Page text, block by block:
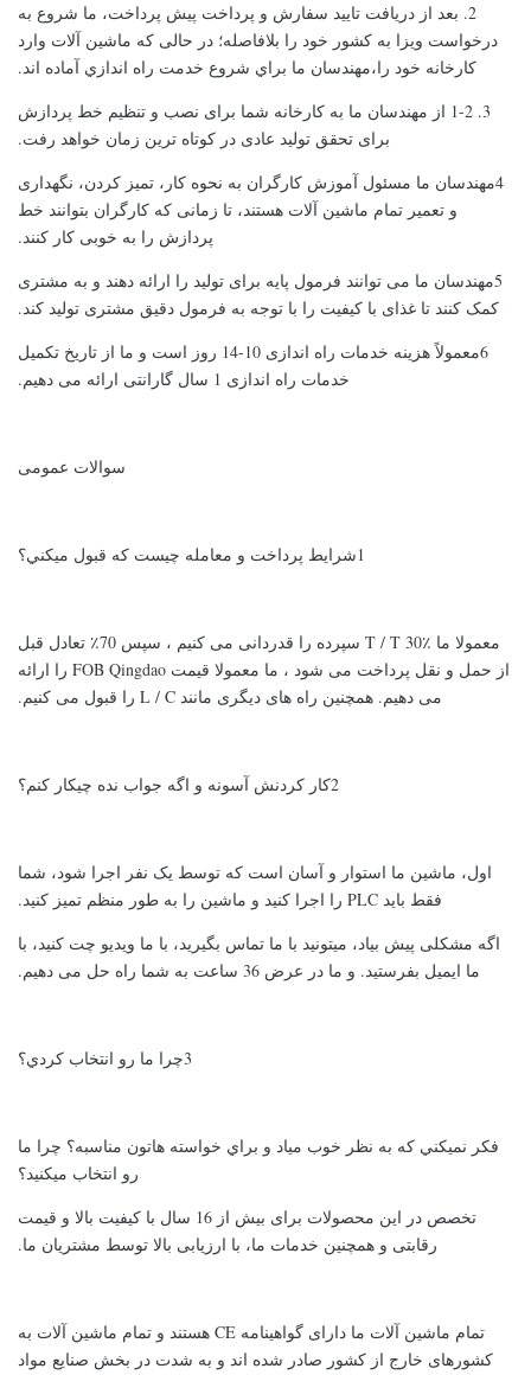
2. بعد از دریافت تایید سفارش و پرداخت پیش پرداخت، ما شروع به
درخواست ویزا به کشور خود را بلافاصله؛ در حالی که ماشین آلات وارد
کارخانه خود را،مهندسان ما براي شروع خدمت راه اندازي آماده اند.
3. 1-2 از مهندسان ما به کارخانه شما برای نصب و تنظیم خط پردازش
برای تحقق تولید عادی در کوتاه ترین زمان خواهد رفت.
4مهندسان ما مسئول آموزش کارگران به نحوه کار، تمیز کردن، نگهداری
و تعمیر تمام ماشین آلات هستند، تا زمانی که کارگران بتوانند خط
پردازش را به خوبی کار کنند.
5مهندسان ما می توانند فرمول پایه برای تولید را ارائه دهند و به مشتری
کمک کنند تا غذای با کیفیت را با توجه به فرمول دقیق مشتری تولید کند.
6معمولاً هزینه خدمات راه اندازی 10-14 روز است و ما از تاریخ تکمیل
خدمات راه اندازی 1 سال گارانتی ارائه می دهیم.
سوالات عمومی
1شرايط پرداخت و معامله چيست که قبول ميکني؟
معمولا ما T / T 30٪ سپرده را قدردانی می کنیم ، سپس 70٪ تعادل قبل
از حمل و نقل پرداخت می شود ، ما معمولا قیمت FOB Qingdao را ارائه
می دهیم. همچنین راه های دیگری مانند L / C را قبول می کنیم.
2کار کردنش آسونه و اگه جواب نده چيکار کنم؟
اول، ماشين ما استوار و آسان است که توسط يک نفر اجرا شود، شما
فقط بايد PLC را اجرا کنيد و ماشين را به طور منظم تمیز کنيد.
اگه مشکلی پیش بیاد، میتونید با ما تماس بگیرید، با ما ویدیو چت کنید، با
ما ایمیل بفرستید. و ما در عرض 36 ساعت به شما راه حل می دهیم.
3چرا ما رو انتخاب کردي؟
فکر نميکني که به نظر خوب مياد و براي خواسته هاتون مناسبه؟ چرا ما
رو انتخاب ميکنيد؟
تخصص در این محصولات برای بیش از 16 سال با کیفیت بالا و قیمت
رقابتی و همچنین خدمات ما، با ارزیابی بالا توسط مشتریان ما.
تمام ماشین آلات ما دارای گواهینامه CE هستند و تمام ماشین آلات به
کشورهای خارج از کشور صادر شده اند و به شدت در بخش صنایع مواد